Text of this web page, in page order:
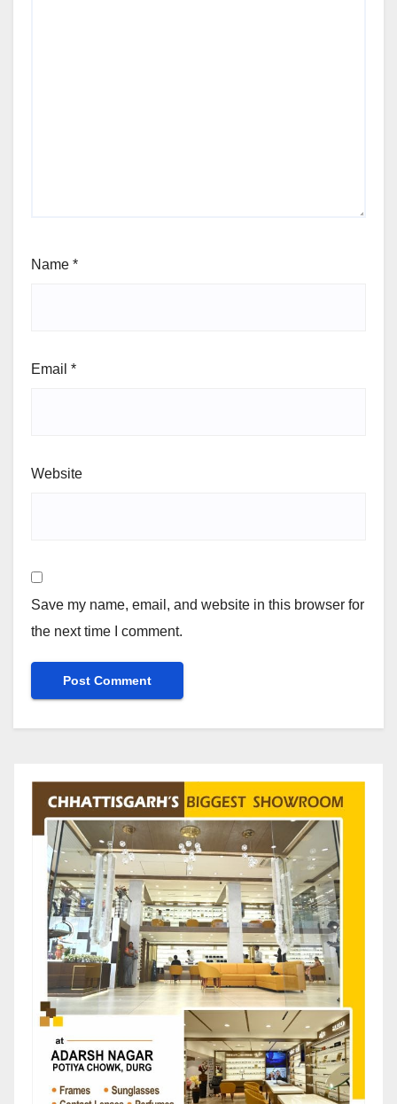
Name *
Email *
Website
Save my name, email, and website in this browser for
the next time I comment.